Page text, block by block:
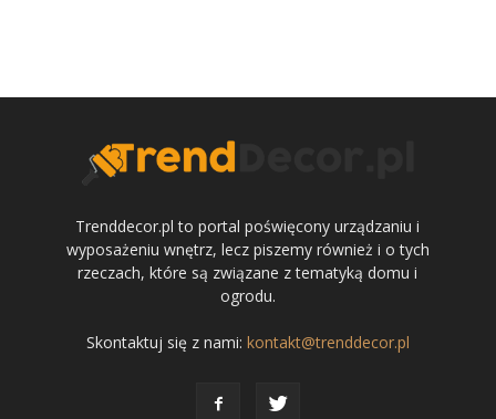
Trenddecor.pl to portal poświęcony urządzaniu i
wyposażeniu wnętrz, lecz piszemy również i o tych
rzeczach, które są związane z tematyką domu i
ogrodu.
Skontaktuj się z nami: kontakt@trenddecor.pl